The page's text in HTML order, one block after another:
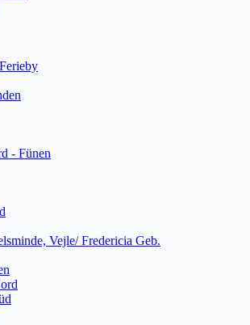
- Fünen
Vejle/ Fredericia Geb.